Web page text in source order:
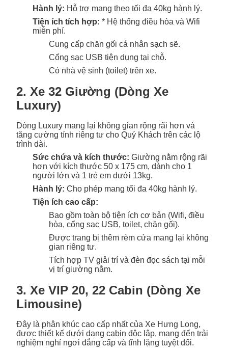
Hành lý: Hỗ trợ mang theo tối đa 40kg hành lý.
Tiện ích tích hợp: * Hệ thống điều hòa và Wifi
miễn phí.
Cung cấp chăn gối cá nhân sạch sẽ.
Cổng sạc USB tiện dụng tại chỗ.
Có nhà vệ sinh (toilet) trên xe.
2. Xe 32 Giường (Dòng Xe
Luxury)
Dòng Luxury mang lại không gian rộng rãi hơn và
tăng cường tính riêng tư cho Quý Khách trên các lộ
trình dài.
Sức chứa và kích thước: Giường nằm rộng rãi
hơn với kích thước 50 x 175 cm, dành cho 1
người lớn và 1 trẻ em dưới 13kg.
Hành lý: Cho phép mang tối đa 40kg hành lý.
Tiện ích cao cấp:
Bao gồm toàn bộ tiện ích cơ bản (Wifi, điều
hòa, cổng sạc USB, toilet, chăn gối).
Được trang bị thêm rèm cửa mang lại không
gian riêng tư.
Tích hợp TV giải trí và đèn đọc sách tại mỗi
vị trí giường nằm.
3. Xe VIP 20, 22 Cabin (Dòng Xe
Limousine)
Đây là phân khúc cao cấp nhất của Xe Hưng Long,
được thiết kế dưới dạng cabin độc lập, mang đến trải
nghiệm nghỉ ngơi đẳng cấp và tĩnh lặng tuyệt đối.